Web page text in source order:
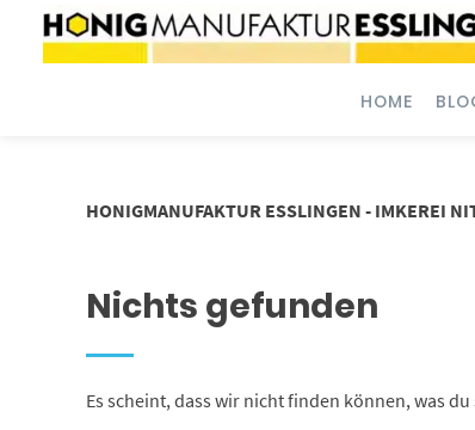
Springe
Inhalt
HOME
HONIGMANUFAKTUR ESSLINGEN - IMKEREI
Nichts gefunden
Es scheint, dass wir nicht finden können, was